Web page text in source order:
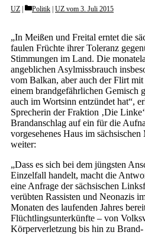
UZ Categories
Politik UZ vom 3. Juli 2015
„In Meißen und Freital erntet die
faulen Früchte ihrer Toleranz
Stimmungen im Land. Die
angeblichen Asylmissbrauch
vom Balkan, aber auch der Flirt
einem brandgefährlichen Gemisch
auch im Wortsinn entzündet hat“,
Sprecherin der Fraktion ‚Die
Brandanschlag auf ein für die
vorgesehenes Haus im
weiter:
„Dass es sich bei dem jüngsten
Einzelfall handelt, macht die
eine Anfrage der sächsischen
verübten Rassisten und Neonazis
Monaten des laufenden Jahres
Flüchtlingsunterkünfte – von
Körperverletzung bis hin zu